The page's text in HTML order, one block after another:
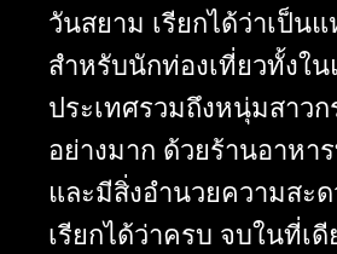
วันสยาม เรียกได้ว่าเป็น
สำหรับนักท่องเที่ยวทั้งใน
ประเทศรวมถึงหนุ่มสาวก
อย่างมาก ด้วยร้านอาหา
และมีสิ่งอำนวยความสะ
เรียกได้ว่าครบ จบในที่เ